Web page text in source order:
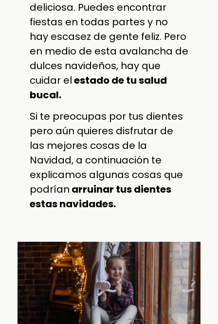
deliciosa. Puedes encontrar
fiestas en todas partes y no
hay escasez de gente feliz. Pero
en medio de esta avalancha de
dulces navideños, hay que
cuidar elestado de tu salud
bucal.
Si te preocupas por tus dientes
pero aún quieres disfrutar de
las mejores cosas de la
Navidad, a continuación te
explicamos algunas cosas que
podrían arruinar tus dientes
estas navidades.